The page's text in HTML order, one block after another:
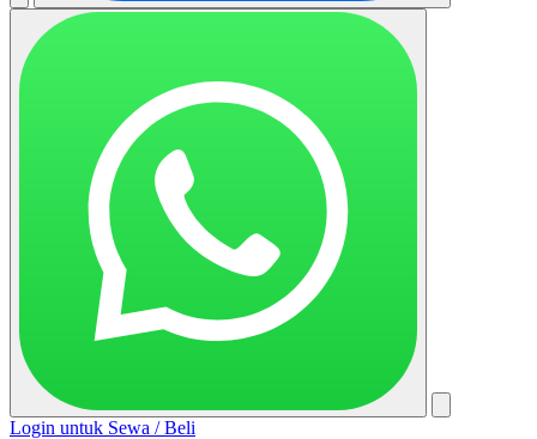
Login untuk Sewa / Beli